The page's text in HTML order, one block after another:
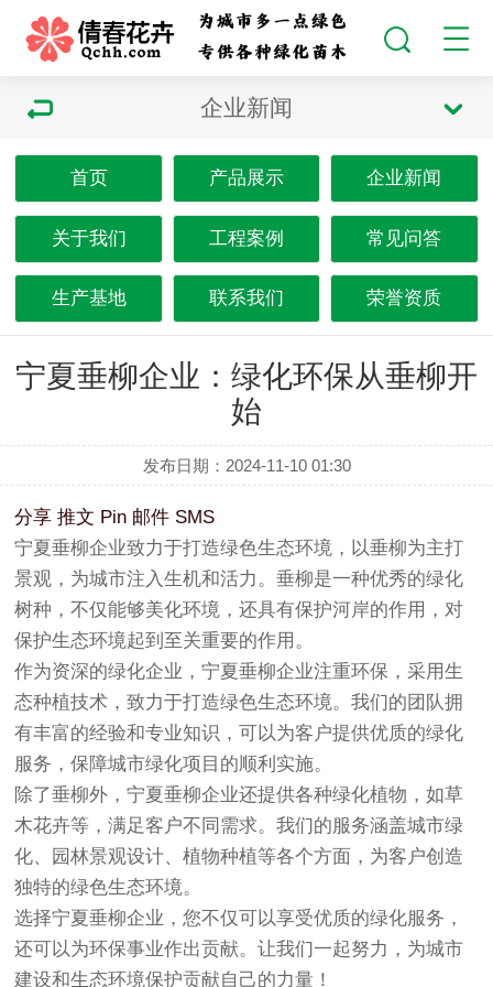
企业新闻
首页 产品展示 企业新闻
关于我们 工程案例 常见问答
生产基地 联系我们 荣誉资质
宁夏垂柳企业：绿化环保从垂柳开
始
发布日期：2024-11-10 01:30
分享 推文 Pin 邮件 SMS
宁夏垂柳企业致力于打造绿色生态环境，以垂柳为主打
景观，为城市注入生机和活力。垂柳是一种优秀的绿化
树种，不仅能够美化环境，还具有保护河岸的作用，对
保护生态环境起到至关重要的作用。
作为资深的绿化企业，宁夏垂柳企业注重环保，采用生
态种植技术，致力于打造绿色生态环境。我们的团队拥
有丰富的经验和专业知识，可以为客户提供优质的绿化
服务，保障城市绿化项目的顺利实施。
除了垂柳外，宁夏垂柳企业还提供各种绿化植物，如草
木花卉等，满足客户不同需求。我们的服务涵盖城市绿
化、园林景观设计、植物种植等各个方面，为客户创造
独特的绿色生态环境。
选择宁夏垂柳企业，您不仅可以享受优质的绿化服务，
还可以为环保事业作出贡献。让我们一起努力，为城市
建设和生态环境保护贡献自己的力量！